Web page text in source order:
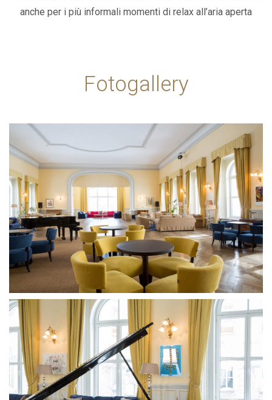
anche per i più informali momenti di relax all’aria aperta
Fotogallery